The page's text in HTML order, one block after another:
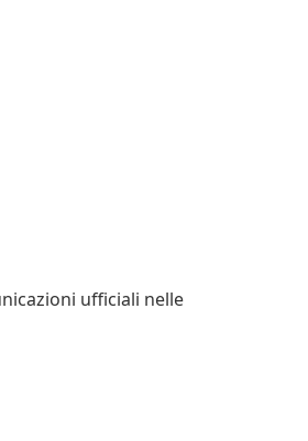
ufficiali nelle